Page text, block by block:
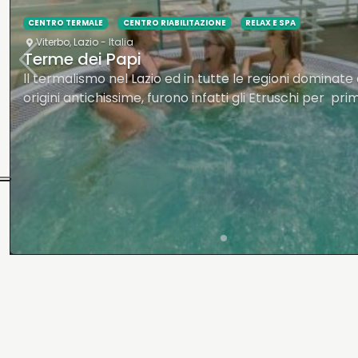
CENTRO TERMALE
Saturnia,Toscana - Italia
Cascate del Mulino Terme Libere a
Le bellissime Cascatelle di Saturnia, un luogo
per le proprietà delle acque termali, per le piscine